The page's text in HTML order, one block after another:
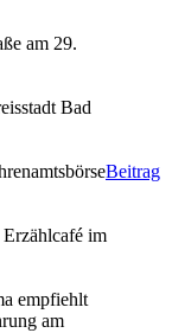
am 29.
Bad
Beitrag
im
empfiehlt
am